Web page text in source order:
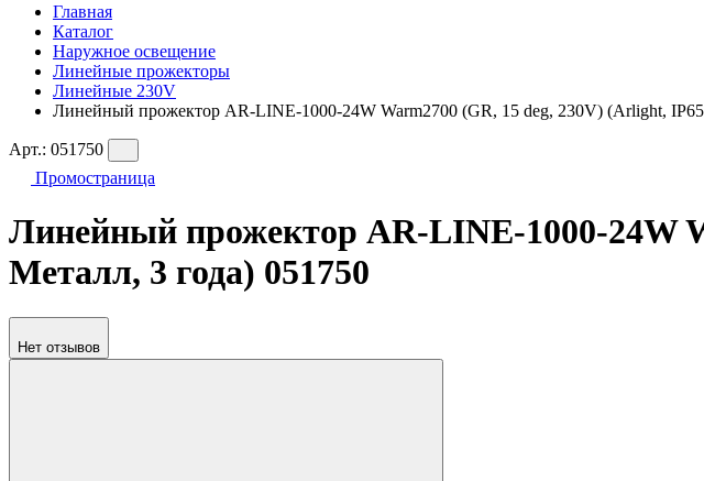
Главная
Каталог
Наружное освещение
Линейные прожекторы
Линейные 230V
Линейный прожектор AR-LINE-1000-24W Warm2700 (GR, 15 deg, 230V) (Arlight,
Арт.: 051750
Промостраница
Линейный прожектор AR-LINE-1000-24W
Металл, 3 года) 051750
Нет отзывов